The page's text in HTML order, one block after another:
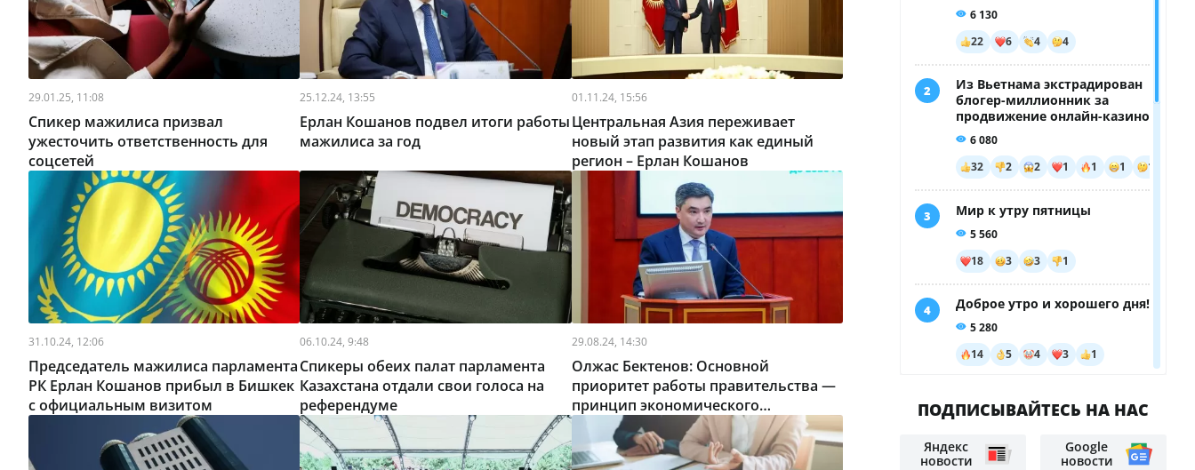
29.01.25, 11:08
Спикер мажилиса призвал
ужесточить ответственность для
соцсетей
25.12.24, 13:55
Ерлан Кошанов подвел итоги работы
мажилиса за год
01.11.24, 15:56
Центральная Азия переживает
новый этап развития как единый
регион – Ерлан Кошанов
31.10.24, 12:06
Председатель мажилиса парламента
РК Ерлан Кошанов прибыл в Бишкек
с официальным визитом
06.10.24, 9:48
Спикеры обеих палат парламента
Казахстана отдали свои голоса на
референдуме
29.08.24, 14:30
Олжас Бектенов: Основной
приоритет работы правительства —
принцип экономического
патриотизма
ПОДПИСЫВАЙТЕСЬ НА НАС
Яндекс
новости
Google
новости